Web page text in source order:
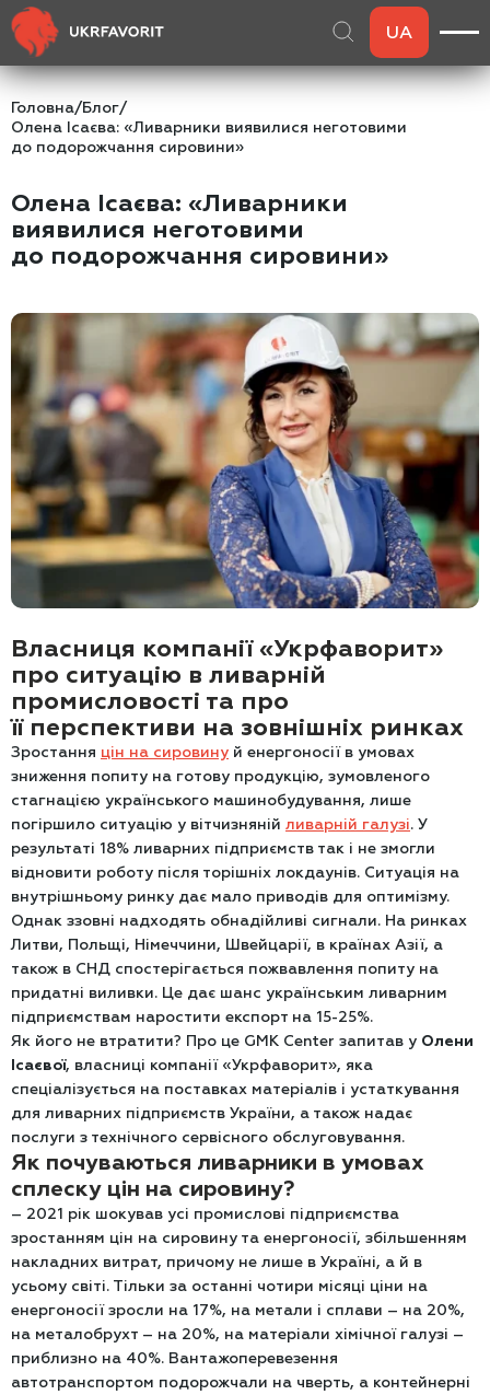
UA
Головна/Блог/
Олена Ісаєва: «Ливарники виявилися неготовими
до подорожчання сировини»
Олена Ісаєва: «Ливарники
виявилися неготовими
до подорожчання сировини»
Власниця компанії «Укрфаворит»
про ситуацію в ливарній
промисловості та про
її перспективи на зовнішніх ринках
Зростання цін на сировину й енергоносії в умовах
зниження попиту на готову продукцію, зумовленого
стагнацією українського машинобудування, лише
погіршило ситуацію у вітчизняній ливарній галузі. У
результаті 18% ливарних підприємств так і не змогли
відновити роботу після торішніх локдаунів. Ситуація на
внутрішньому ринку дає мало приводів для оптимізму.
Однак ззовні надходять обнадійливі сигнали. На ринках
Литви, Польщі, Німеччини, Швейцарії, в країнах Азії, а
також в СНД спостерігається пожвавлення попиту на
придатні виливки. Це дає шанс українським ливарним
підприємствам наростити експорт на 15-25%.
Як його не втратити? Про це GMK Center запитав у Олени
Ісаєвої, власниці компанії «Укрфаворит», яка
спеціалізується на поставках матеріалів і устаткування
для ливарних підприємств України, а також надає
послуги з технічного сервісного обслуговування.
Як почуваються ливарники в умовах
сплеску цін на сировину?
– 2021 рік шокував усі промислові підприємства
зростанням цін на сировину та енергоносії, збільшенням
накладних витрат, причому не лише в Україні, а й в
усьому світі. Тільки за останні чотири місяці ціни на
енергоносії зросли на 17%, на метали і сплави – на 20%,
на металобрухт – на 20%, на матеріали хімічної галузі –
приблизно на 40%. Вантажоперевезення
автотранспортом подорожчали на чверть, а контейнерні